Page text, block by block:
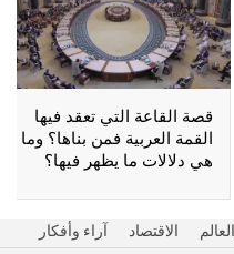
قصة القاعة التي تعقد فيها
القمة العربية فمن بناها؟ وما
هي دلالات ما يظهر فيها؟
الاقتصاد آراء وأفكار